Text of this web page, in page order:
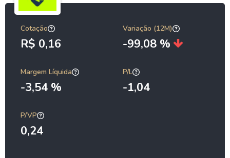
Cotação
R$ 0,16
Variação (12M)
-99,08 %
Margem Líquida
-3,54 %
P/L
-1,04
P/VP
0,24